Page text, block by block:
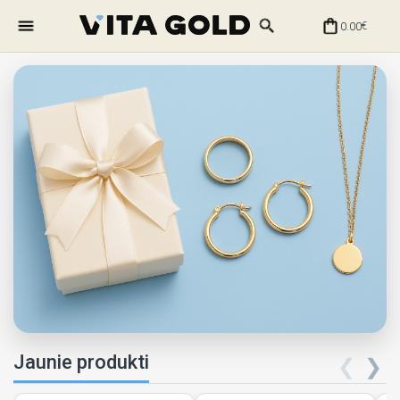
0.00€
Jaunie produkti ❮ ❯